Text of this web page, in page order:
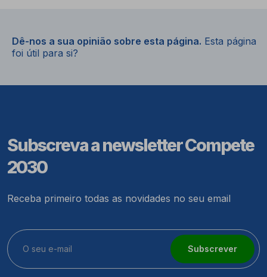
Dê-nos a sua opinião sobre esta página. Esta página
foi útil para si?
Subscreva a newsletter Compete
2030
Receba primeiro todas as novidades no seu email
Subscrever